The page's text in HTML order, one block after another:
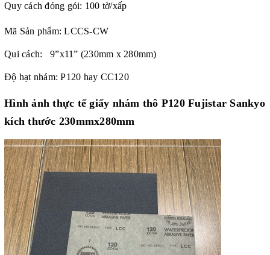
Quy cách đóng gói: 100 tờ/xấp
Mã Sản phẩm:LCCS-CW
Qui cách: 9”x11” (230mm x 280mm)
Độ hạt nhám: P120 hay CC120
Hình ảnh thực tế giấy nhám thô P120 Fujistar Sankyo
kích thước 230mmx280mm